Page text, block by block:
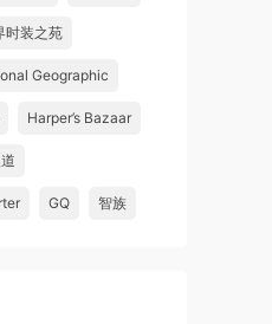
时装之苑
Geographic
Harper’s Bazaar
GQ 智族